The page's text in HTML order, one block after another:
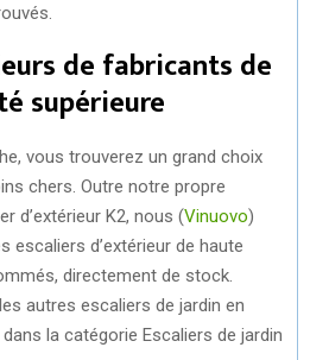
de fabricants de
supérieure
vous trouverez un grand choix
chers. Outre notre propre
d’extérieur K2, nous (Vinuovo)
escaliers d’extérieur de haute
directement de stock.
autres escaliers de jardin en
la catégorie Escaliers de jardin